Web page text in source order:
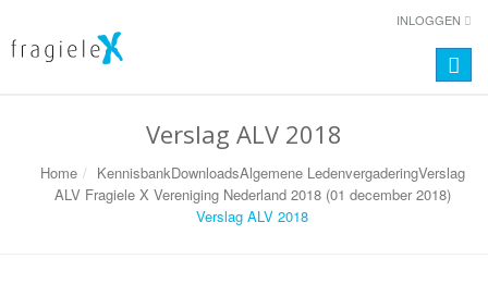
INLOGGEN
Toggle
Verslag ALV 2018
Home KennisbankDownloadsAlgemene LedenvergaderingVerslag
ALV Fragiele X Vereniging Nederland 2018 (01 december 2018)
Verslag ALV 2018